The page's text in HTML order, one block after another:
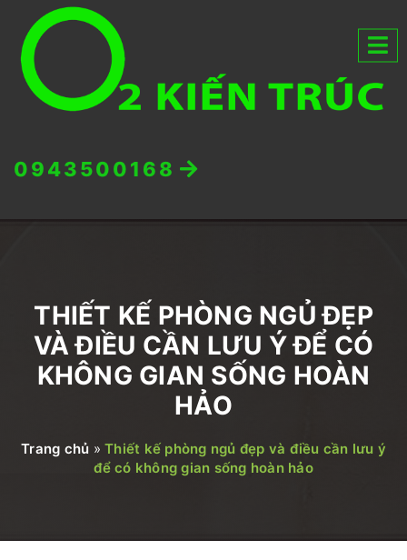
0943500168
THIẾT KẾ PHÒNG NGỦ ĐẸP
VÀ ĐIỀU CẦN LƯU Ý ĐỂ CÓ
KHÔNG GIAN SỐNG HOÀN
HẢO
Trang chủ » Thiết kế phòng ngủ đẹp và điều cần lưu ý
để có không gian sống hoàn hảo